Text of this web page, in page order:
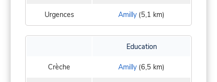
Urgences Amilly (5,1 km)
Education
Crèche Amilly (6,5 km)